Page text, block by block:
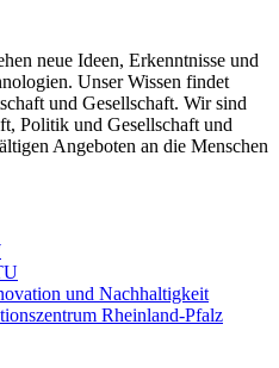
neue Ideen, Erkenntnisse und
Unser Wissen findet
und Gesellschaft. Wir sind
Politik und Gesellschaft und
Angeboten an die Menschen
und Nachhaltigkeit
Rheinland-Pfalz